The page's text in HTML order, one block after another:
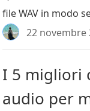
file WAV in modo
22 novembre
I 5 migliori
audio per